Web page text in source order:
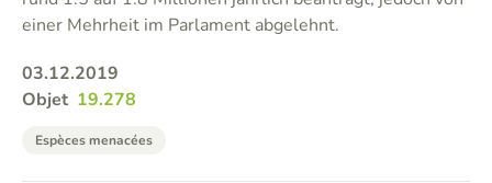
einer Mehrheit im Parlament abgelehnt.
03.12.2019
Objet 19.278
Espèces menacées